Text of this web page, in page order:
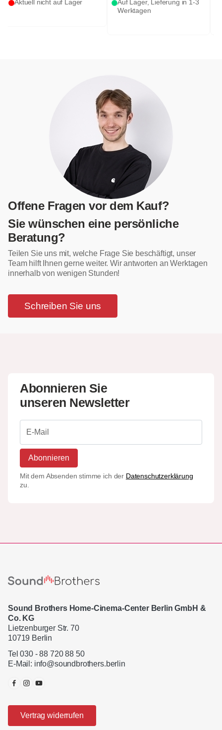
Auf Lager, Lieferung in 1-3
Auf Lager, Lieferung in 1-3
Werktagen
Offene Fragen vor dem Kauf?
Sie wünschen eine persönliche
Beratung?
Teilen Sie uns mit, welche Frage Sie beschäftigt, unser
Team hilft Ihnen gerne weiter. Wir antworten an Werktagen
innerhalb von wenigen Stunden!
Schreiben Sie uns
Abonnieren Sie
unseren Newsletter
Abonnieren
Mit dem Absenden stimme ich der Datenschutzerklärung
zu.
Sound Brothers Home-Cinema-Center Berlin GmbH &
Co. KG
Lietzenburger Str. 70
10719 Berlin
Tel 030 - 88 720 88 50
E-Mail: info@soundbrothers.berlin
Vertrag widerrufen